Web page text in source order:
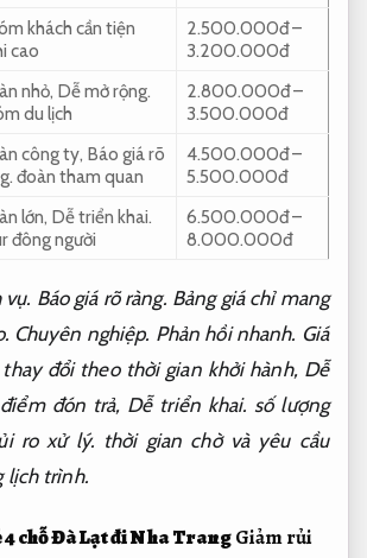
khách cần tiện
cao
2.500.000đ –
3.200.000đ
nhỏ, Dễ mở rộng.
du lịch
2.800.000đ –
3.500.000đ
công ty, Báo giá rõ
đoàn tham quan
4.500.000đ –
5.500.000đ
lớn, Dễ triển khai.
đông người
6.500.000đ –
8.000.000đ
vụ. Báo giá rõ ràng. Bảng giá chỉ mang
Chuyên nghiệp. Phản hồi nhanh. Giá
đổi theo thời gian khởi hành, Dễ
đón trả, Dễ triển khai. số lượng
ro xử lý. thời gian chờ và yêu cầu
lịch trình.
chỗ Đà Lạt đi Nha TrangGiảm rủi